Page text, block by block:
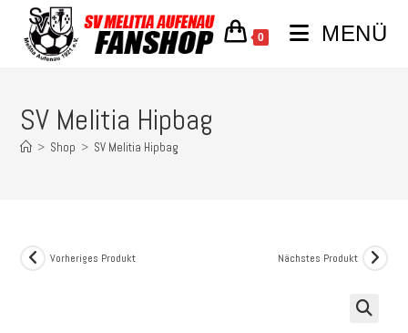
0 MENÜ
SV Melitia Hipbag
> Shop > SV Melitia Hipbag
Vorheriges Produkt Nächstes Produkt